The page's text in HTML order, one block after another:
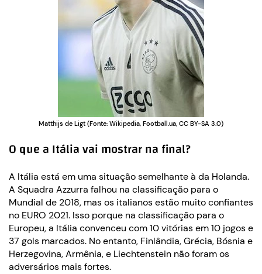
Matthijs de Ligt (Fonte: Wikipedia, Football.ua, CC BY-SA 3.0)
O que a Itália vai mostrar na final?
A Itália está em uma situação semelhante à da Holanda.
A Squadra Azzurra falhou na classificação para o
Mundial de 2018, mas os italianos estão muito confiantes
no EURO 2021. Isso porque na classificação para o
Europeu, a Itália convenceu com 10 vitórias em 10 jogos e
37 gols marcados. No entanto, Finlândia, Grécia, Bósnia e
Herzegovina, Armênia, e Liechtenstein não foram os
adversários mais fortes.